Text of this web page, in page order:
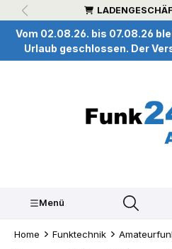
springen
Vom 02.08.26. bis 07.08.26
Urlaub geschlossen. Der
Menü
Home Funktechnik